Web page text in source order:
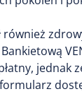
również